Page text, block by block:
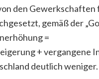
den Gewerkschaften
gemäß der
=
+ vergangene
deutlich weniger.